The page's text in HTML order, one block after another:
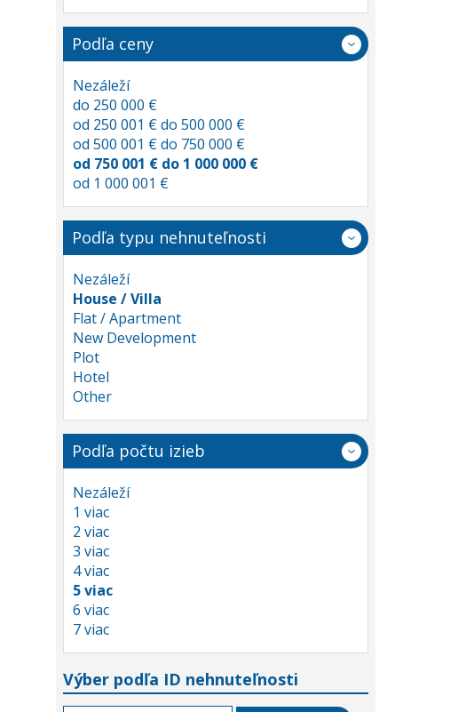
Podľa ceny
Nezáleží
do 250 000 €
od 250 001 € do 500 000 €
od 500 001 € do 750 000 €
od 750 001 € do 1 000 000 €
od 1 000 001 €
Podľa typu nehnuteľnosti
Nezáleží
House / Villa
Flat / Apartment
New Development
Plot
Hotel
Other
Podľa počtu izieb
Nezáleží
1 viac
2 viac
3 viac
4 viac
5 viac
6 viac
7 viac
Výber podľa ID nehnuteľnosti